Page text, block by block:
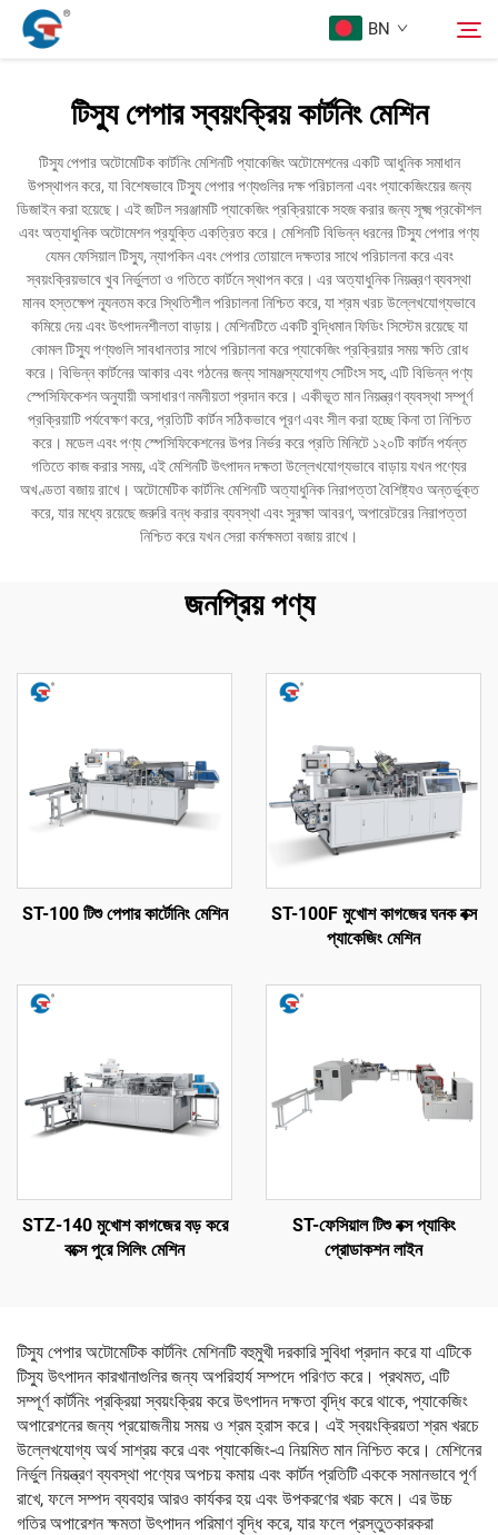
BN
আমাদের সম্পর্কে
পণ্য
ডিজাইন কেস
পরিষেবা
খবর
আমাদের সাথে যোগাযোগ করুন
অনুসন্ধান
টিস্যু পেপার স্বয়ংক্রিয় কার্টনিং মেশিন
টিস্যু পেপার অটোমেটিক কার্টনিং মেশিনটি প্যাকেজিং অটোমেশনের একটি আধুনিক সমাধান
উপস্থাপন করে, যা বিশেষভাবে টিস্যু পেপার পণ্যগুলির দক্ষ পরিচালনা এবং প্যাকেজিংয়ের জন্য
ডিজাইন করা হয়েছে। এই জটিল সরঞ্জামটি প্যাকেজিং প্রক্রিয়াকে সহজ করার জন্য সূক্ষ্ম প্রকৌশল
এবং অত্যাধুনিক অটোমেশন প্রযুক্তি একত্রিত করে। মেশিনটি বিভিন্ন ধরনের টিস্যু পেপার পণ্য
যেমন ফেসিয়াল টিস্যু, ন্যাপকিন এবং পেপার তোয়ালে দক্ষতার সাথে পরিচালনা করে এবং
স্বয়ংক্রিয়ভাবে খুব নির্ভুলতা ও গতিতে কার্টনে স্থাপন করে। এর অত্যাধুনিক নিয়ন্ত্রণ ব্যবস্থা
মানব হস্তক্ষেপ ন্যূনতম করে স্থিতিশীল পরিচালনা নিশ্চিত করে, যা শ্রম খরচ উল্লেখযোগ্যভাবে
কমিয়ে দেয় এবং উৎপাদনশীলতা বাড়ায়। মেশিনটিতে একটি বুদ্ধিমান ফিডিং সিস্টেম রয়েছে যা
কোমল টিস্যু পণ্যগুলি সাবধানতার সাথে পরিচালনা করে প্যাকেজিং প্রক্রিয়ার সময় ক্ষতি রোধ
করে। বিভিন্ন কার্টনের আকার এবং গঠনের জন্য সামঞ্জস্যযোগ্য সেটিংস সহ, এটি বিভিন্ন পণ্য
স্পেসিফিকেশন অনুযায়ী অসাধারণ নমনীয়তা প্রদান করে। একীভূত মান নিয়ন্ত্রণ ব্যবস্থা সম্পূর্ণ
প্রক্রিয়াটি পর্যবেক্ষণ করে, প্রতিটি কার্টন সঠিকভাবে পূরণ এবং সীল করা হচ্ছে কিনা তা নিশ্চিত
করে। মডেল এবং পণ্য স্পেসিফিকেশনের উপর নির্ভর করে প্রতি মিনিটে ১২০টি কার্টন পর্যন্ত
গতিতে কাজ করার সময়, এই মেশিনটি উৎপাদন দক্ষতা উল্লেখযোগ্যভাবে বাড়ায় যখন পণ্যের
অখণ্ডতা বজায় রাখে। অটোমেটিক কার্টনিং মেশিনটি অত্যাধুনিক নিরাপত্তা বৈশিষ্ট্যও অন্তর্ভুক্ত
করে, যার মধ্যে রয়েছে জরুরি বন্ধ করার ব্যবস্থা এবং সুরক্ষা আবরণ, অপারেটরের নিরাপত্তা
নিশ্চিত করে যখন সেরা কর্মক্ষমতা বজায় রাখে।
জনপ্রিয় পণ্য
ST-100 টিশু পেপার কার্টোনিং মেশিন
ST-100F মুখোশ কাগজের ঘনক বক্স
প্যাকেজিং মেশিন
STZ-140 মুখোশ কাগজের বড় করে
বক্সে পুরে সিলিং মেশিন
ST-ফেসিয়াল টিশু বক্স প্যাকিং
প্রোডাকশন লাইন
টিস্যু পেপার অটোমেটিক কার্টনিং মেশিনটি বহুমুখী দরকারি সুবিধা প্রদান করে যা এটিকে
টিস্যু উৎপাদন কারখানাগুলির জন্য অপরিহার্য সম্পদে পরিণত করে। প্রথমত, এটি
সম্পূর্ণ কার্টনিং প্রক্রিয়া স্বয়ংক্রিয় করে উৎপাদন দক্ষতা বৃদ্ধি করে থাকে, প্যাকেজিং
অপারেশনের জন্য প্রয়োজনীয় সময় ও শ্রম হ্রাস করে। এই স্বয়ংক্রিয়তা শ্রম খরচে
উল্লেখযোগ্য অর্থ সাশ্রয় করে এবং প্যাকেজিং-এ নিয়মিত মান নিশ্চিত করে। মেশিনের
নির্ভুল নিয়ন্ত্রণ ব্যবস্থা পণ্যের অপচয় কমায় এবং কার্টন প্রতিটি এককে সমানভাবে পূর্ণ
রাখে, ফলে সম্পদ ব্যবহার আরও কার্যকর হয় এবং উপকরণের খরচ কমে। এর উচ্চ
গতির অপারেশন ক্ষমতা উৎপাদন পরিমাণ বৃদ্ধি করে, যার ফলে প্রস্তুতকারকরা